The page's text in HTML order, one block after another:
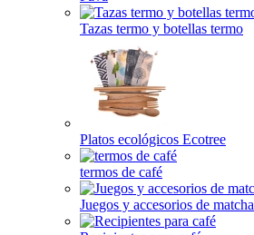
Tazas termo y botellas termo
Platos ecológicos Ecotree
termos de café
Juegos y accesorios de matcha